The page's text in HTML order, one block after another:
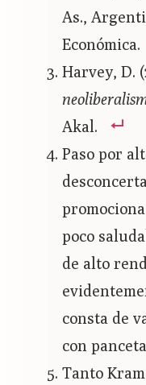
As.,
Económica.
Harvey, D.
Akal.
Paso por
poco
de alto
consta de
con
Tanto